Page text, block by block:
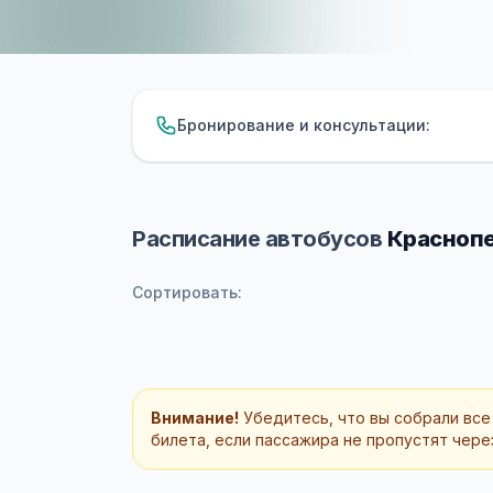
Бронирование и консультации:
Расписание автобусов
Сортировать:
Внимание! Убедитесь, что вы собрали
билета, если пассажира не пропустят